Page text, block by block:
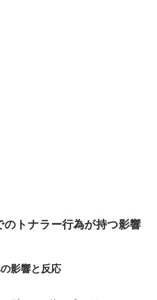
のトナラー行為が持つ影響
影響と反応